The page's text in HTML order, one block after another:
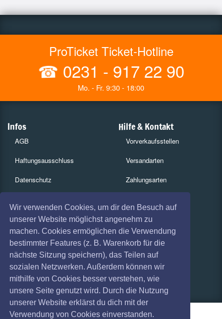
Wir verwenden Cookies, um dir den Besuch auf
unserer Website möglichst angenehm zu
machen. Cookies ermöglichen die Verwendung
bestimmter Features (z. B. Warenkorb für die
nächste Sitzung speichern), das Teilen auf
sozialen Netzwerken. Außerdem können wir
mithilfe von Cookies besser verstehen, wie
unsere Seite genutzt wird. Durch die Nutzung
unserer Website erklärst du dich mit der
Verwendung von Cookies einverstanden.
ProTicket Ticket-Hotline
☎ 0231 - 917 22 90
Mo. - Fr. 9:30 - 18:00
Infos
AGB
Haftungsausschluss
Datenschutz
Impressum
Absagen
Coronavirus (COVID 19)
Hilfe & Kontakt
Vorverkaufsstellen
Versandarten
Zahlungsarten
Services
Gutscheine
Geschäftskunden
Kartenrückgabe
Besucherregistrierung